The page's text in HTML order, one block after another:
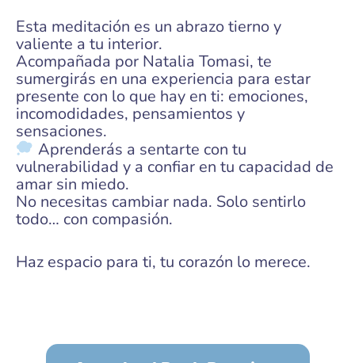
Esta meditación es un abrazo tierno y
valiente a tu interior.
Acompañada por Natalia Tomasi, te
sumergirás en una experiencia para estar
presente con lo que hay en ti: emociones,
incomodidades, pensamientos y
sensaciones.
Aprenderás a sentarte con tu
vulnerabilidad y a confiar en tu capacidad de
amar sin miedo.
No necesitas cambiar nada. Solo sentirlo
todo… con compasión.
Haz espacio para ti, tu corazón lo merece.